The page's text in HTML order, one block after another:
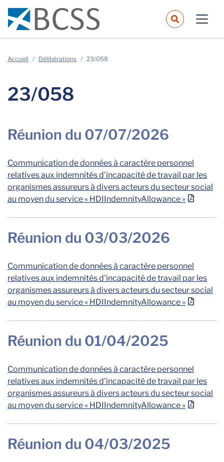
Accueil Délibérations 23/058
23/058
Réunion du 07/07/2026
Communication de données à caractère personnel
relatives aux indemnités d'incapacité de travail par les
organismes assureurs à divers acteurs du secteur social
au moyen du service « HDIIndemnityAllowance »
Réunion du 03/03/2026
Communication de données à caractère personnel
relatives aux indemnités d'incapacité de travail par les
organismes assureurs à divers acteurs du secteur social
au moyen du service « HDIIndemnityAllowance »
Réunion du 01/04/2025
Communication de données à caractère personnel
relatives aux indemnités d'incapacité de travail par les
organismes assureurs à divers acteurs du secteur social
au moyen du service « HDIIndemnityAllowance »
Réunion du 04/03/2025